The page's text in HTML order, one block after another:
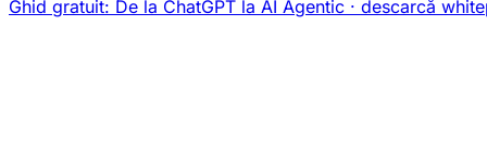
Ghid gratuit: De la ChatGPT la AI Agentic · descarcă